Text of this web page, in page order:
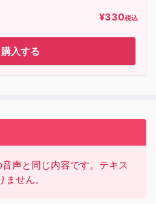
¥330税込
購入する
声と同じ内容です。テキス
ません。